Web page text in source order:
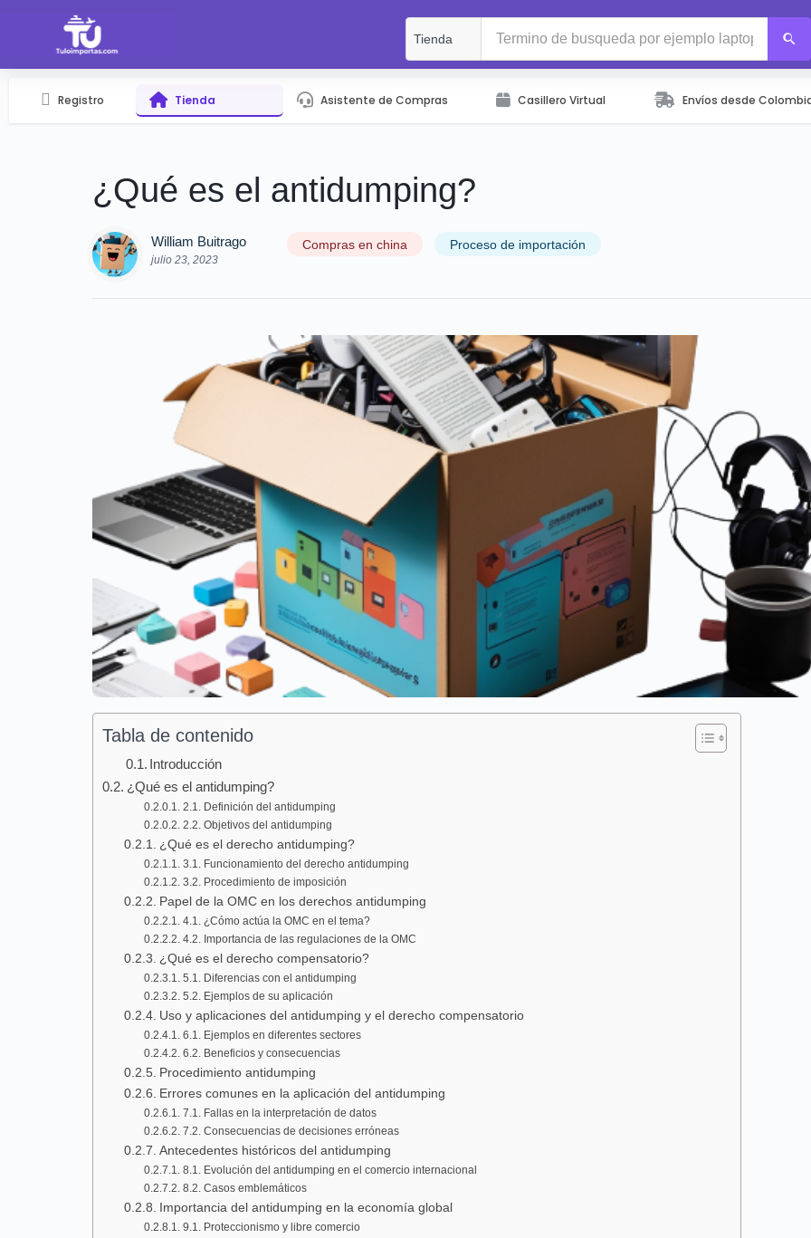
Registro Tienda Asistente de Compras Casillero Virtual Envíos desde
¿Qué es el antidumping?
William Buitrago
julio 23, 2023
Compras en china Proceso de importación
Tabla de contenido
Introducción
¿Qué es el antidumping?
2.1. Definición del antidumping
2.2. Objetivos del antidumping
¿Qué es el derecho antidumping?
3.1. Funcionamiento del derecho antidumping
3.2. Procedimiento de imposición
Papel de la OMC en los derechos antidumping
4.1. ¿Cómo actúa la OMC en el tema?
4.2. Importancia de las regulaciones de la OMC
¿Qué es el derecho compensatorio?
5.1. Diferencias con el antidumping
5.2. Ejemplos de su aplicación
Uso y aplicaciones del antidumping y el derecho compensatorio
6.1. Ejemplos en diferentes sectores
6.2. Beneficios y consecuencias
Procedimiento antidumping
Errores comunes en la aplicación del antidumping
7.1. Fallas en la interpretación de datos
7.2. Consecuencias de decisiones erróneas
Antecedentes históricos del antidumping
8.1. Evolución del antidumping en el comercio internacional
8.2. Casos emblemáticos
Importancia del antidumping en la economía global
9.1. Proteccionismo y libre comercio